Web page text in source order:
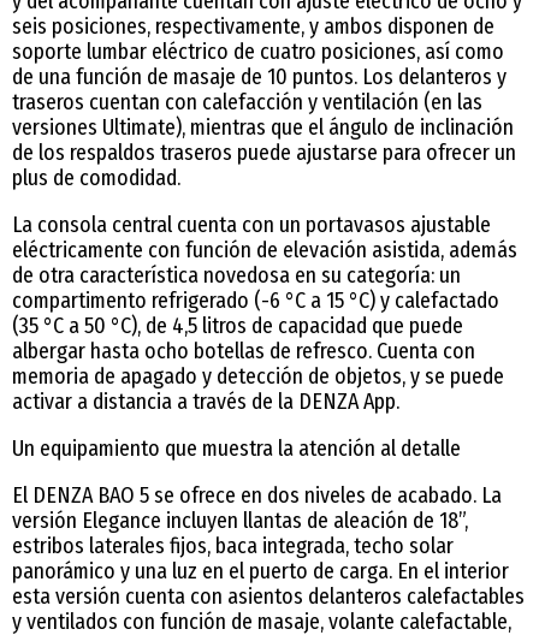
seis posiciones, respectivamente, y ambos disponen de
soporte lumbar eléctrico de cuatro posiciones, así como
de una función de masaje de 10 puntos. Los delanteros y
traseros cuentan con calefacción y ventilación (en las
versiones Ultimate), mientras que el ángulo de inclinación
de los respaldos traseros puede ajustarse para ofrecer un
plus de comodidad.
La consola central cuenta con un portavasos ajustable
eléctricamente con función de elevación asistida, además
de otra característica novedosa en su categoría: un
compartimento refrigerado (-6 °C a 15 °C) y calefactado
(35 °C a 50 °C), de 4,5 litros de capacidad que puede
albergar hasta ocho botellas de refresco. Cuenta con
memoria de apagado y detección de objetos, y se puede
activar a distancia a través de la DENZA App.
Un equipamiento que muestra la atención al detalle
El DENZA BAO 5 se ofrece en dos niveles de acabado. La
versión Elegance incluyen llantas de aleación de 18”,
estribos laterales fijos, baca integrada, techo solar
panorámico y una luz en el puerto de carga. En el interior
esta versión cuenta con asientos delanteros calefactables
y ventilados con función de masaje, volante calefactable,